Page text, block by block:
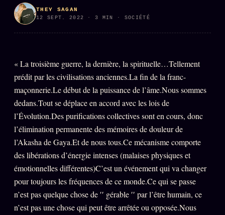
L'ORACLE Z/S
Oracle Analyse
24€
Oracle Éclair
Oracle Couples
Oracle Famille
Oracle Sigil Sonore
Oracle Parfum
Oracle Anniversaire
Oracle Carte du Jour
Oracle Algorithme
THEY SAGAN
12 SEPT. 2022 · 3 MIN · SOCIÉTÉ
« La troisième guerre, la dernière, la spirituelle…Tellement
prédit par les civilisations anciennes.La fin de la franc-
maçonnerie.Le début de la puissance de l’âme.Nous sommes
dedans.Tout se déplace en accord avec les lois de
l’Évolution.Des purifications collectives sont en cours, donc
l’élimination permanente des mémoires de douleur de
l’Akasha de Gaya.Et de nous tous.Ce mécanisme comporte
des libérations d’énergie intenses (malaises physiques et
émotionnelles différentes)C’est un événement qui va changer
pour toujours les fréquences de ce monde.Ce qui se passe
n’est pas quelque chose de ′′ gérable ′′ par l’être humain, ce
n’est pas une chose qui peut être arrêtée ou opposée.Nous